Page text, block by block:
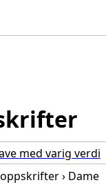
med varig verdi
› Dame